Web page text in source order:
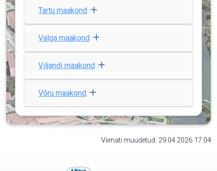
Tartu maakond
Valga maakond
Viljandi maakond
Võru maakond
Viimati muudetud: 29.04.2026 17:04